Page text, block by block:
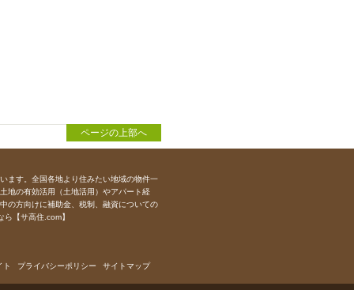
ページの上部へ
ます。全国各地より住みたい地域の物件一
地の有効活用（土地活用）やアパート経
の方向けに補助金、税制、融資についての
【サ高住.com】
サイトマップ
プライバシーポリシー
ト